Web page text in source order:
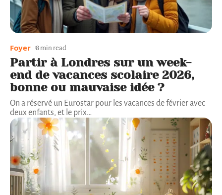
Foyer 8 min read
Partir à Londres sur un week-
end de vacances scolaire 2026,
bonne ou mauvaise idée ?
On a réservé un Eurostar pour les vacances de février avec
deux enfants, et le prix…